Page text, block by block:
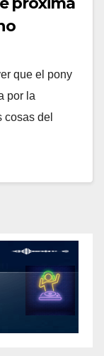
que el pony
por la
cosas del